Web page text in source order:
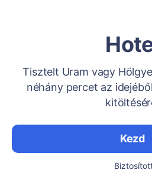
Tisztelt Uram vagy
néhány percet az
Kezd